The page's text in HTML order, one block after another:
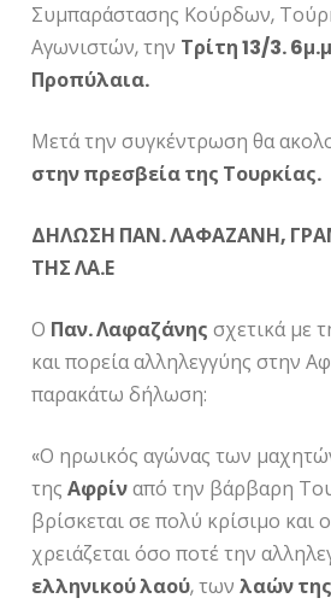
Συμπαράστασης Κούρδων,
Αγωνιστών, την Τρίτη 13/3.
Προπύλαια.
Μετά την συγκέντρωση θα
στην πρεσβεία της Τουρκίας.
ΔΗΛΩΣΗ ΠΑΝ. ΛΑΦΑΖΑΝΗ,
ΤΗΣ ΛΑ.Ε
Ο Παν. Λαφαζάνης σχετικά με
και πορεία αλληλεγγύης στην
παρακάτω δήλωση:
«Ο ηρωικός αγώνας των
τηςΑφρίναπό την βάρβαρη
βρίσκεται σε πολύ κρίσιμο και
χρειάζεται όσο ποτέ την
ελληνικού λαού, τωνλαών